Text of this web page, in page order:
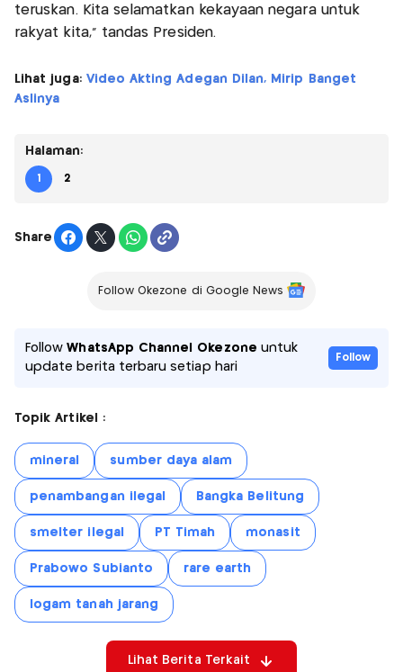
teruskan. Kita selamatkan kekayaan negara untuk
rakyat kita,” tandas Presiden.
Lihat juga: Video Akting Adegan Dilan, Mirip Banget
Aslinya
Halaman:
1 2
Share
Follow Okezone di Google News
FollowWhatsApp Channel Okezone untuk
update berita terbaru setiap hari
Follow
Topik Artikel :
mineral sumber daya alam
penambangan ilegal Bangka Belitung
smelter ilegal PT Timah monasit
Prabowo Subianto rare earth
logam tanah jarang
Lihat Berita Terkait